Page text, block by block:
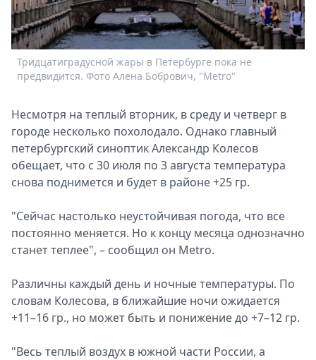
Спецпроекты
Звезды
Выборы
2026
Скачай
Тридцатиградусной жары в Петербурге пока не
предвидится. Фото Алена Бобрович, "Metro"
Несмотря на теплый вторник, в среду и четверг в
городе несколько похолодало. Однако главный
петербургский синоптик Александр Колесов
обещает, что с 30 июля по 3 августа температура
снова поднимется и будет в районе +25 гр.
"Сейчас настолько неустойчивая погода, что все
постоянно меняется. Но к концу месяца однозначно
станет теплее", – сообщил он Metro.
Различны каждый день и ночные температуры. По
словам Колесова, в ближайшие ночи ожидается
+11–16 гр., но может быть и понижение до +7–12 гр.
"Весь теплый воздух в южной части России, а